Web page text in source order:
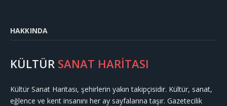
HAKKINDA
KÜLTÜR SANAT HARİTASI
Kültür Sanat Haritası, şehirlerin yakın takipçisidir. Kültür, sanat,
eğlence ve kent insanını her ay sayfalarına taşır. Gazetecilik